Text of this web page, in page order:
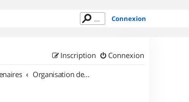
Connexion
Connexion
Inscription
Organisation de sorties en région Poitou Charentes